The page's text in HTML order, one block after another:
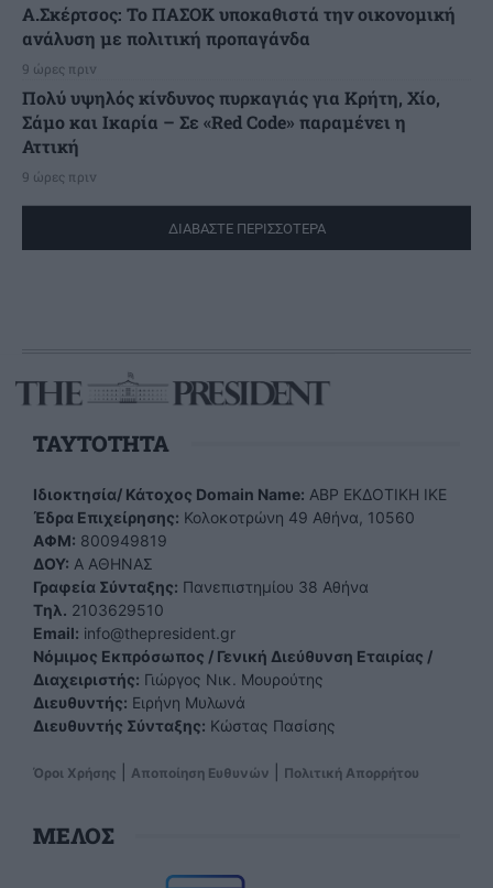
Α.Σκέρτσος: Το ΠΑΣΟΚ υποκαθιστά την οικονομική
ανάλυση με πολιτική προπαγάνδα
9 ώρες πριν
Πολύ υψηλός κίνδυνος πυρκαγιάς για Κρήτη, Χίο,
Σάμο και Ικαρία – Σε «Red Code» παραμένει η
Αττική
9 ώρες πριν
ΔΙΑΒΑΣΤΕ ΠΕΡΙΣΣΟΤΕΡΑ
TAYTOTHTA
Ιδιοκτησία/ Κάτοχος Domain Name: ΑBP ΕΚΔΟΤΙΚΗ ΙΚΕ
Έδρα Επιχείρησης: Κολοκοτρώνη 49 Αθήνα, 10560
ΑΦΜ: 800949819
ΔΟΥ: Α ΑΘΗΝΑΣ
Γραφεία Σύνταξης: Πανεπιστημίου 38 Αθήνα
Tηλ. 2103629510
Email: info@thepresident.gr
Νόμιμος Εκπρόσωπος / Γενική Διεύθυνση Εταιρίας /
Διαχειριστής: Γιώργος Νικ. Μουρούτης
Διευθυντής: Ειρήνη Μυλωνά
Διευθυντής Σύνταξης: Κώστας Πασίσης
Όροι Χρήσης Αποποίηση Ευθυνών Πολιτική Απορρήτου
ΜΕΛΟΣ